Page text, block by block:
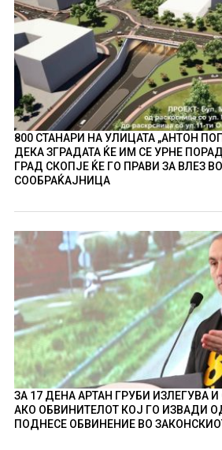
800 СТАНАРИ НА УЛИЦАТА „АНТОН
ДЕКА ЗГРАДАТА ЌЕ ИМ СЕ УРНЕ
ГРАД СКОПЈЕ ЌЕ ГО ПРАВИ ЗА ВЛЕЗ
СООБРАЌАЈНИЦА
ЗА 17 ДЕНА АРТАН ГРУБИ ИЗЛЕГУВА
АКО ОБВИНИТЕЛОТ КОЈ ГО ИЗВАДИ
ПОДНЕСЕ ОБВИНЕНИЕ ВО